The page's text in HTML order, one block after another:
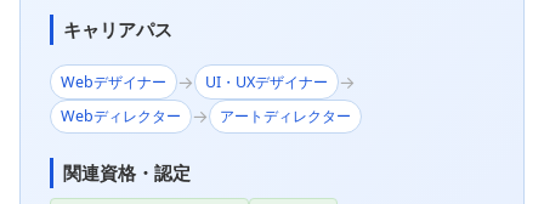
キャリアパス
Webデザイナー → UI・UXデザイナー →
Webディレクター → アートディレクター
関連資格・認定